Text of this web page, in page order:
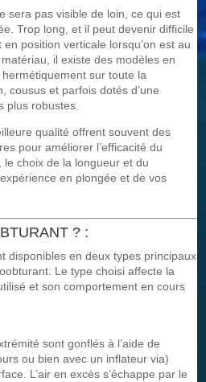
sera pas visible de loin, ce qui est
Trop long, et il peut devenir difficile
position verticale lorsqu’on est au
il existe des modèles en
sur toute la
cousus et parfois dotés d’une
plus robustes.
qualité offrent souvent des
pour améliorer l’efficacité du
choix de la longueur et du
en plongée et de vos
? :
disponibles en deux types principaux
Le type choisi affecte la
et son comportement en cours
sont gonflés à l’aide de
ou bien avec un inflateur via)
L’air en excès s’échappe par le